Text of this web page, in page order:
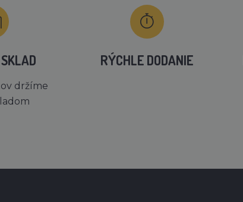
držíme
RÝCHLE DODANIE